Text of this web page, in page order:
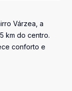
Várzea, a
km do centro.
conforto e